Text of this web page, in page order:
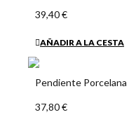
39,40 €
AÑADIR A LA CESTA
Pendiente Porcelana
37,80 €